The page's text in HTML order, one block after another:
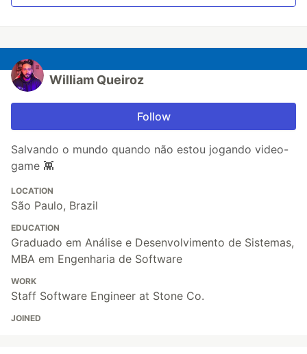
William Queiroz
Follow
Salvando o mundo quando não estou jogando video-
game 👾
LOCATION
São Paulo, Brazil
EDUCATION
Graduado em Análise e Desenvolvimento de Sistemas,
MBA em Engenharia de Software
WORK
Staff Software Engineer at Stone Co.
JOINED